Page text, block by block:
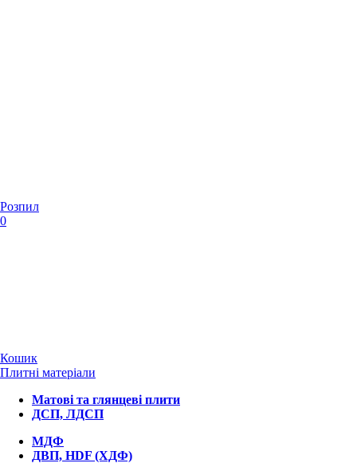
Розпил
0
Кошик
Плитні матеріали
Матові та глянцеві плити
ДСП, ЛДСП
МДФ
ДВП, HDF (ХДФ)